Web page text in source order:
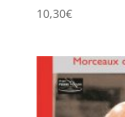
10,30€